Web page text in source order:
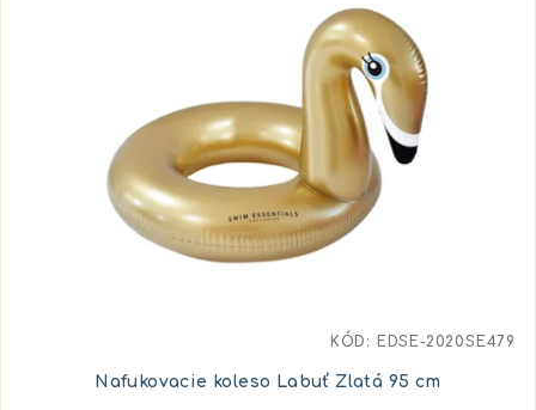
Nafukovacie koleso Labuť Zlatá 95 cm
KÓD: EDSE-2020SE479